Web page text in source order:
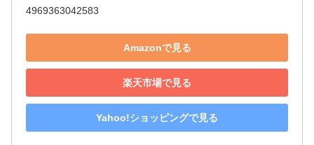
4969363042583
Amazonで見る
楽天市場で見る
Yahoo!ショッピングで見る